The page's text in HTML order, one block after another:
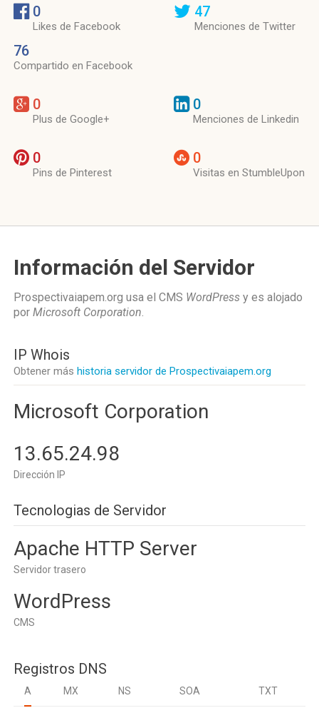
0
Likes de Facebook
76
Compartido en Facebook
47
Menciones de Twitter
0
Plus de Google+
0
Menciones de Linkedin
0
Pins de Pinterest
0
Visitas en StumbleUpon
Información del Servidor
Prospectivaiapem.org usa el CMS WordPress y es alojado
por Microsoft Corporation.
IP Whois
Obtener más historia servidor de Prospectivaiapem.org
Microsoft Corporation
13.65.24.98
Dirección IP
Tecnologias de Servidor
Apache HTTP Server
Servidor trasero
WordPress
CMS
Registros DNS
A MX NS SOA TXT